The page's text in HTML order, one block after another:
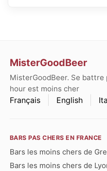
MisterGoodBeer
MisterGoodBeer. Se
hour est moins cher
Français English
BARS PAS CHERS EN FRANCE
Bars les moins chers de
Bars les moins chers de